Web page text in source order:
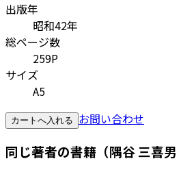
出版年
昭和42年
総ページ数
259P
サイズ
A5
カートへ入れる お問い合わせ
同じ著者の書籍（隅谷 三喜男